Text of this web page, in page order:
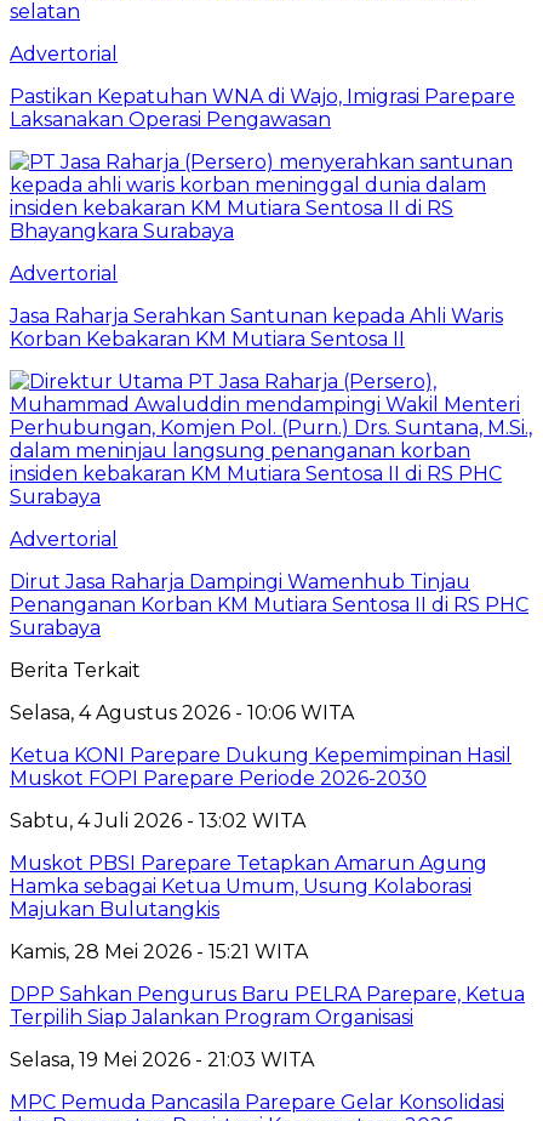
Advertorial
Pastikan Kepatuhan WNA di Wajo, Imigrasi Parepare
Laksanakan Operasi Pengawasan
Advertorial
Jasa Raharja Serahkan Santunan kepada Ahli Waris
Korban Kebakaran KM Mutiara Sentosa II
Advertorial
Dirut Jasa Raharja Dampingi Wamenhub Tinjau
Penanganan Korban KM Mutiara Sentosa II di RS PHC
Surabaya
Berita Terkait
Selasa, 4 Agustus 2026 - 10:06 WITA
Ketua KONI Parepare Dukung Kepemimpinan Hasil
Muskot FOPI Parepare Periode 2026-2030
Sabtu, 4 Juli 2026 - 13:02 WITA
Muskot PBSI Parepare Tetapkan Amarun Agung
Hamka sebagai Ketua Umum, Usung Kolaborasi
Majukan Bulutangkis
Kamis, 28 Mei 2026 - 15:21 WITA
DPP Sahkan Pengurus Baru PELRA Parepare, Ketua
Terpilih Siap Jalankan Program Organisasi
Selasa, 19 Mei 2026 - 21:03 WITA
MPC Pemuda Pancasila Parepare Gelar Konsolidasi